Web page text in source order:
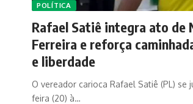
POLÍTICA
Rafael Satiê integra ato de
Ferreira e reforça
e liberdade
O vereador carioca Rafael Satiê (PL) se
feira (20) à…